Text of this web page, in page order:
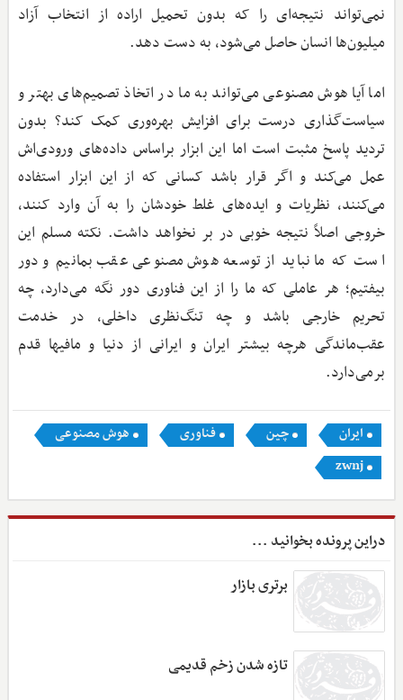
نمی‌تواند نتیجه‌ای را که بدون تحمیل اراده از انتخاب آزاد
میلیون‌ها انسان حاصل می‌شود، به‌ دست دهد.
اما آیا هوش مصنوعی می‌تواند به ما در اتخاذ تصمیم‌های بهتر و
سیاست‌گذاری درست برای افزایش بهره‌وری کمک کند؟ بدون
تردید پاسخ مثبت است اما این ابزار براساس داده‌های ورودی‌اش
عمل می‌کند و اگر قرار باشد کسانی که از این ابزار استفاده
می‌کنند، نظریات و ایده‌های غلط خودشان را به آن وارد کنند،
خروجی اصلاً نتیجه خوبی در بر نخواهد داشت. نکته مسلم این
است که ما نباید از توسعه هوش مصنوعی عقب بمانیم و دور
بیفتیم؛ هر عاملی که ما را از این فناوری دور نگه می‌دارد، چه
تحریم خارجی باشد و چه تنگ‌نظری داخلی، در خدمت
عقب‌ماندگی هر‌چه بیشتر ایران و ایرانی از دنیا و مافیها قدم
برمی‌دارد.
ایران چین فناوری
هوش مصنوعی
zwnj
دراین پرونده بخوانید ...
برتری بازار
تازه شدن زخم قدیمی